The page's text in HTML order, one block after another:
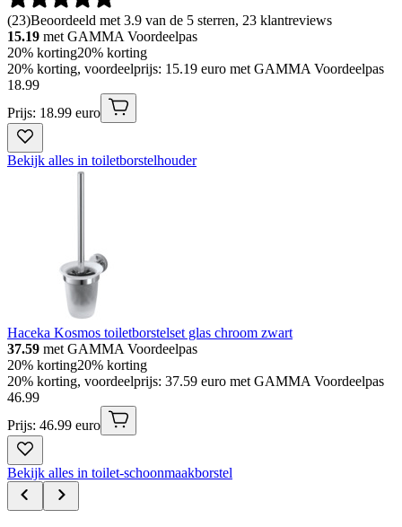
(23)Beoordeeld met 3.9 van de 5 sterren, 23 klantreviews
15.19 met GAMMA Voordeelpas
20% korting20% korting
20% korting, voordeelprijs: 15.19 euro met GAMMA Voordeelpas
18.99
Prijs: 18.99 euro
Bekijk alles in toiletborstelhouder
Haceka Kosmos toiletborstelset glas chroom zwart
37.59 met GAMMA Voordeelpas
20% korting20% korting
20% korting, voordeelprijs: 37.59 euro met GAMMA Voordeelpas
46.99
Prijs: 46.99 euro
Bekijk alles in toilet-schoonmaakborstel